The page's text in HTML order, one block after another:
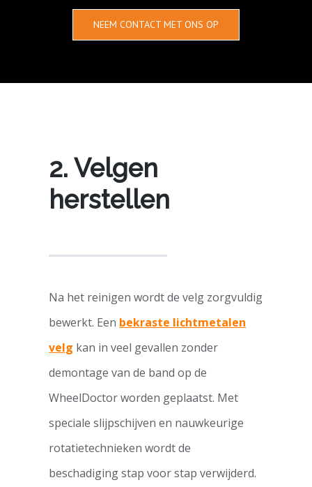
NEEM CONTACT MET ONS OP
2. Velgen
herstellen
Na het reinigen wordt de velg zorgvuldig
bewerkt. Een bekraste lichtmetalen
velg kan in veel gevallen zonder
demontage van de band op de
WheelDoctor worden geplaatst. Met
speciale slijpschijven en nauwkeurige
rotatietechnieken wordt de
beschadiging stap voor stap verwijderd.